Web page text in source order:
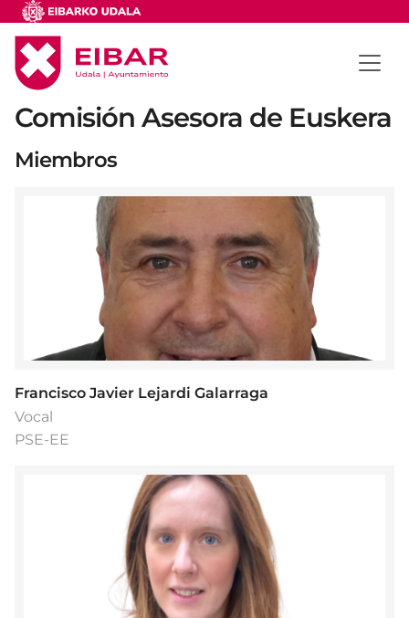
Comisión Asesora de Euskera
Miembros
Francisco Javier Lejardi Galarraga
Vocal
PSE-EE